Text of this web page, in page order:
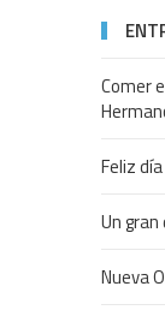
Comer
Feliz
Un
Nueva